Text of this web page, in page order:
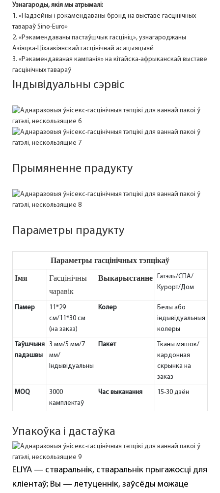
Узнагароды, якія мы атрымалі:
1. «Надзейны і рэкамендаваны брэнд на выставе гасцінічных
тавараў Sino-Euro»
2. «Рэкамендаваны пастаўшчык гасцініц», узнагароджаны
Азіяцка-Ціхаакіянскай гасцінічнай асацыяцыяй
3. «Рэкамендаваная кампанія» на кітайска-афрыканскай выставе
гасцінічных тавараў
Індывідуальны сэрвіс
Прымяненне прадукту
Параметры прадукту
Параметры гасцінічных тэпцікаў
Імя
Гасцінічны
чаравік
Выкарыстанне
Гатэль/СПА/
Курорт/Дом
Памер
11*29
см/11*30 см
(на заказ)
Колер
Белы або
індывідуальныя
колеры
Таўшчыня
падэшвы
3 мм/5 мм/7
мм/
Індывідуальны
Пакет
Тканы мяшок/
кардонная
скрынка на
заказ
MOQ
3000
камплектаў
Час выканання 15-30 дзён
Упакоўка і дастаўка
ELIYA — стваральнік, стваральнік прыгажосці для
кліентаў; Вы — летуценнік, заўсёды можаце